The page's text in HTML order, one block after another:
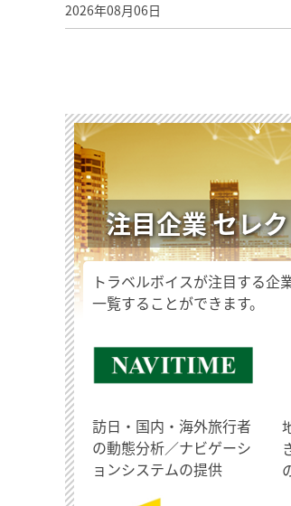
2026年08月06日
注目企業 セレ
トラベルボイスが注目する企
一覧することができます。
訪日・国内・海外旅行者
の動態分析／ナビゲーシ
ョンシステムの提供